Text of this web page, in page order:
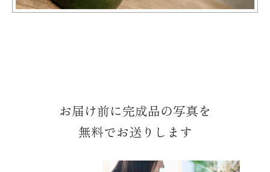
お届け前に完成品の写真を
無料でお送りします